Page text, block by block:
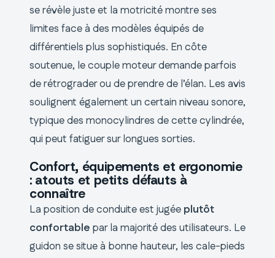
se révèle juste et la motricité montre ses
limites face à des modèles équipés de
différentiels plus sophistiqués. En côte
soutenue, le couple moteur demande parfois
de rétrograder ou de prendre de l’élan. Les avis
soulignent également un certain niveau sonore,
typique des monocylindres de cette cylindrée,
qui peut fatiguer sur longues sorties.
Confort, équipements et ergonomie
: atouts et petits défauts à
connaître
La position de conduite est jugée plutôt
confortable par la majorité des utilisateurs. Le
guidon se situe à bonne hauteur, les cale-pieds